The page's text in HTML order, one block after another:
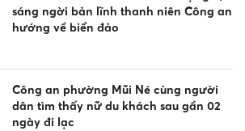
sáng ngời bản lĩnh thanh niên Công an
hướng về biển đảo
Công an phường Mũi Né cùng người
dân tìm thấy nữ du khách sau gần 02
ngày đi lạc